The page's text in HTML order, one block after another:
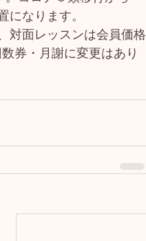
なります。
対面レッスンは会員価格
券・月謝に変更はあり